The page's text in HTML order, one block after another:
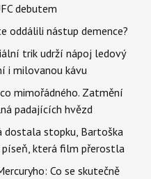
debutem
oddálili nástup demence?
trik udrží nápoj ledový
i milovanou kávu
mimořádného. Zatmění
padajících hvězd
dostala stopku, Bartoška
která film přerostla
Co se skutečně